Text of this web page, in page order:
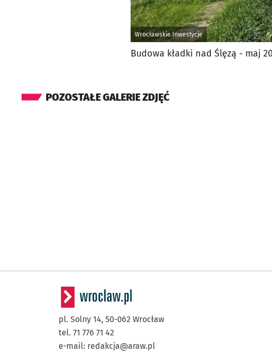
Wrocławskie Inwestycje
Budowa kładki nad Ślęzą - maj
POZOSTAŁE GALERIE ZDJĘĆ
pl. Solny 14, 50-062 Wrocław
tel. 71 776 71 42
e-mail: redakcja@araw.pl